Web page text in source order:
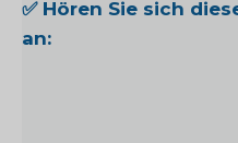
✅ Hören Sie sich
an: